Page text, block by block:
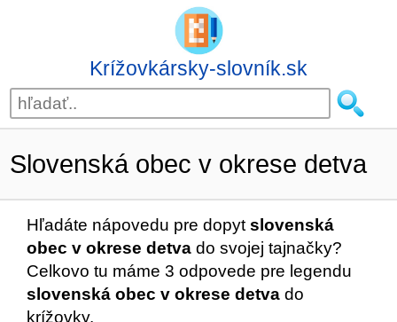
Krížovkársky-slovník.sk
Slovenská obec v okrese detva
Hľadáte nápovedu pre dopyt slovenská
obec v okrese detva do svojej tajnačky?
Celkovo tu máme 3 odpovede pre legendu
slovenská obec v okrese detva do
krížovky.